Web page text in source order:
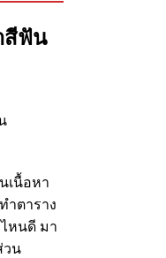
สีฟัน
เนื้อหา
ำตาราง
หนดี มา
วน